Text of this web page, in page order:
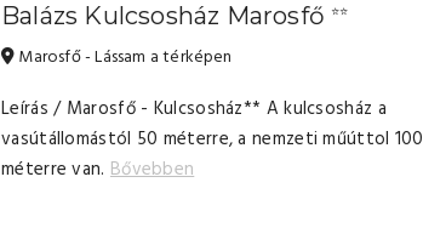
Balázs Kulcsosház Marosfő ⭐⭐
Marosfő - Lássam a térképen
Leírás / Marosfő - Kulcsosház** A kulcsosház a
vasútállomástól 50 méterre, a nemzeti műúttol 100
méterre van. Bővebben